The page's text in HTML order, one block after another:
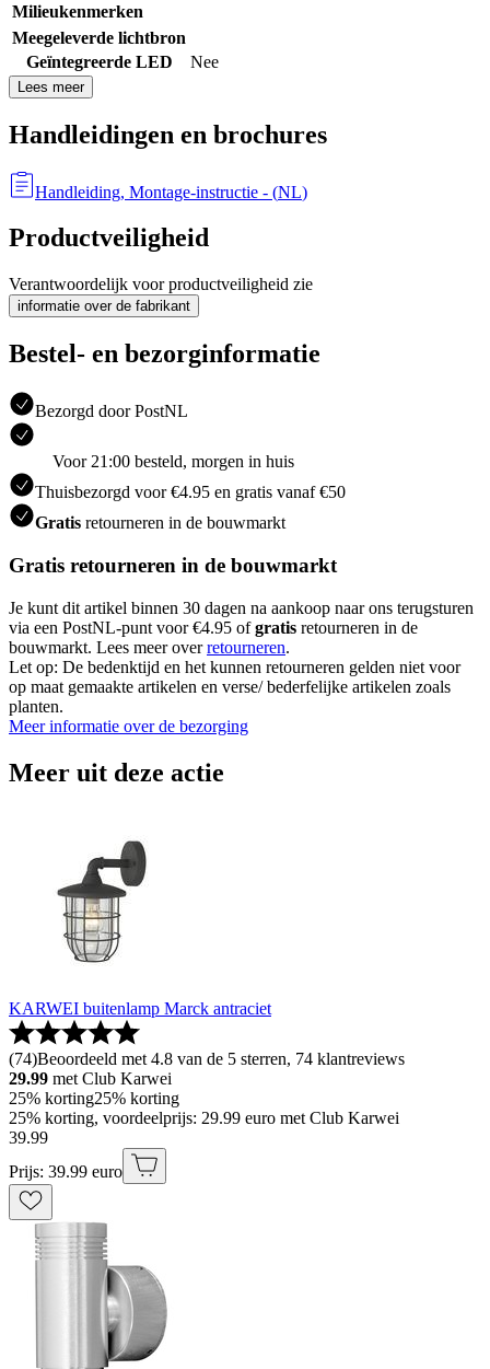
Milieukenmerken
Meegeleverde lichtbron
Geïntegreerde LED
Nee
Lees meer
Handleidingen en brochures
Handleiding, Montage-instructie - (NL)
Productveiligheid
Verantwoordelijk voor productveiligheid zie
informatie over de fabrikant
Bestel- en bezorginformatie
Bezorgd door PostNL
Voor 21:00 besteld, morgen in huis
Thuisbezorgd voor €4.95 en gratis vanaf €50
Gratis retourneren in de bouwmarkt
Gratis retourneren in de bouwmarkt
Je kunt dit artikel binnen 30 dagen na aankoop naar ons terugsturen
via een PostNL-punt voor €4.95 ofgratis retourneren in de
bouwmarkt. Lees meer overretourneren.
Let op: De bedenktijd en het kunnen retourneren gelden niet voor
op maat gemaakte artikelen en verse/ bederfelijke artikelen zoals
planten.
Meer informatie over de bezorging
Meer uit deze actie
KARWEI buitenlamp Marck antraciet
(74)Beoordeeld met 4.8 van de 5 sterren, 74 klantreviews
29.99 met Club Karwei
25% korting25% korting
25% korting, voordeelprijs: 29.99 euro met Club Karwei
39.99
Prijs: 39.99 euro